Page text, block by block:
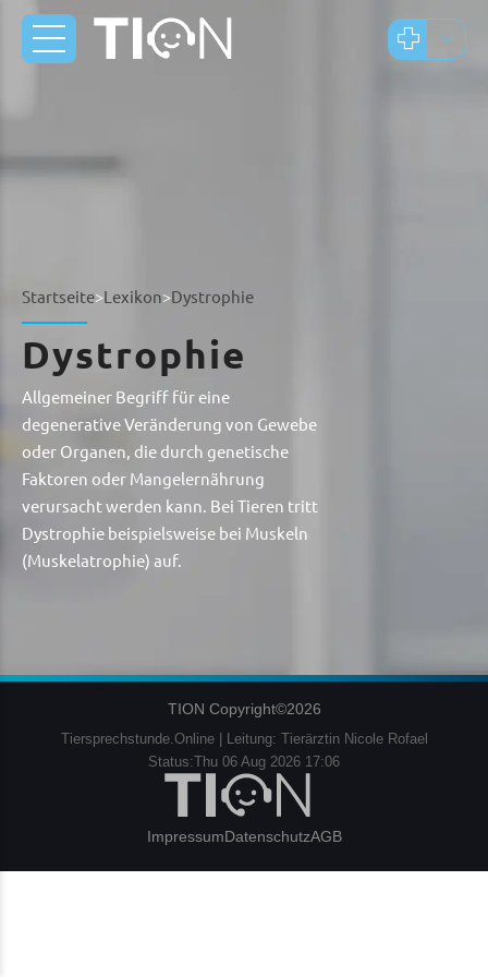
Startseite>Lexikon>Dystrophie
Dystrophie
Allgemeiner Begriff für eine
degenerative Veränderung von Gewebe
oder Organen, die durch genetische
Faktoren oder Mangelernährung
verursacht werden kann. Bei Tieren tritt
Dystrophie beispielsweise bei Muskeln
(Muskelatrophie) auf.
TION Copyright©2026
Tiersprechstunde.Online | Leitung: Tierärztin Nicole Rofael
Status:Thu 06 Aug 2026 17:06
Impressum DatenschutzAGB